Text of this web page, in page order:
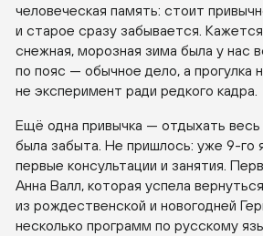
человеческая память: стоит
и старое сразу забывается.
снежная, морозная зима была у нас
по пояс — обычное дело, а прогулка
не эксперимент ради редкого кадра.
Ещё одна привычка — отдыхать
была забыта. Не пришлось: уже 9-го
первые консультации и занятия.
Анна Валл, которая успела вернуться
из рождественской и новогодней
несколько программ по русскому